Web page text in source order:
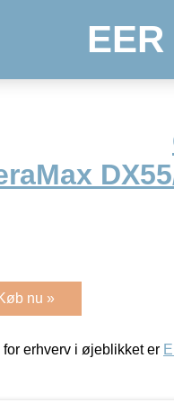
EER
nu »
erhverv i øjeblikket er